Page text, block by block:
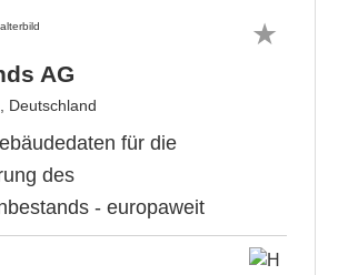
AG
Deutschland
für die
des
- europaweit